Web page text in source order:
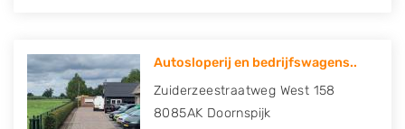
Autosloperij en bedrijfswagens..
Zuiderzeestraatweg West 158
8085AK Doornspijk